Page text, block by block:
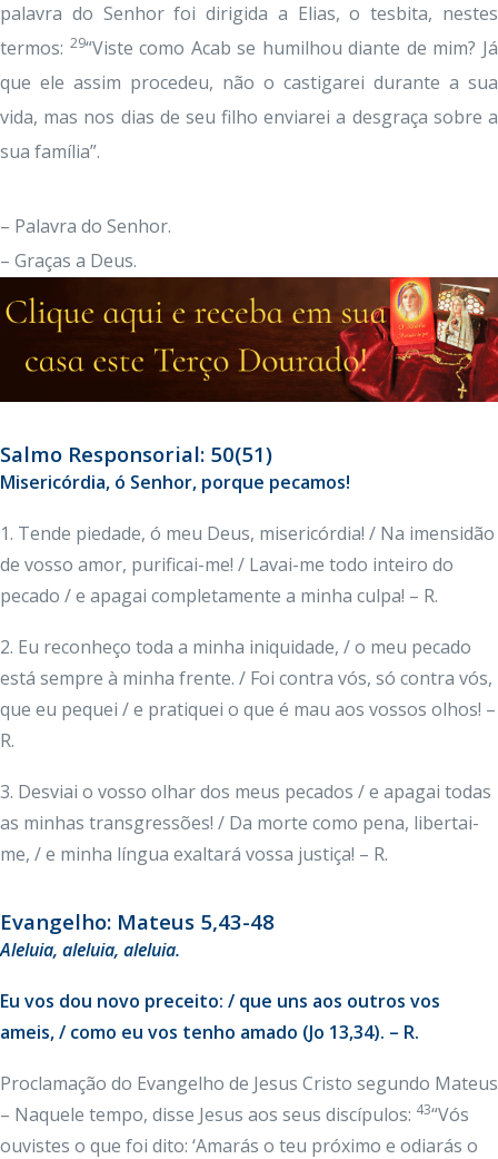
palavra do Senhor foi dirigida a Elias, o tesbita, nestes
termos: 29“Viste como Acab se humilhou diante de mim? Já
que ele assim procedeu, não o castigarei durante a sua
vida, mas nos dias de seu filho enviarei a desgraça sobre a
sua família”.
– Palavra do Senhor.
– Graças a Deus.
Salmo Responsorial: 50(51)
Misericórdia, ó Senhor, porque pecamos!
1. Tende piedade, ó meu Deus, misericórdia! / Na imensidão
de vosso amor, purificai-me! / Lavai-me todo inteiro do
pecado / e apagai completamente a minha culpa! – R.
2. Eu reconheço toda a minha iniquidade, / o meu pecado
está sempre à minha frente. / Foi contra vós, só contra vós,
que eu pequei / e pratiquei o que é mau aos vossos olhos! –
R.
3. Desviai o vosso olhar dos meus pecados / e apagai todas
as minhas transgressões! / Da morte como pena, libertai-
me, / e minha língua exaltará vossa justiça! – R.
Evangelho: Mateus 5,43-48
Aleluia, aleluia, aleluia.
Eu vos dou novo preceito: / que uns aos outros vos
ameis, / como eu vos tenho amado (Jo 13,34). – R.
Proclamação do Evangelho de Jesus Cristo segundo Mateus
– Naquele tempo, disse Jesus aos seus discípulos: 43“Vós
ouvistes o que foi dito: ‘Amarás o teu próximo e odiarás o